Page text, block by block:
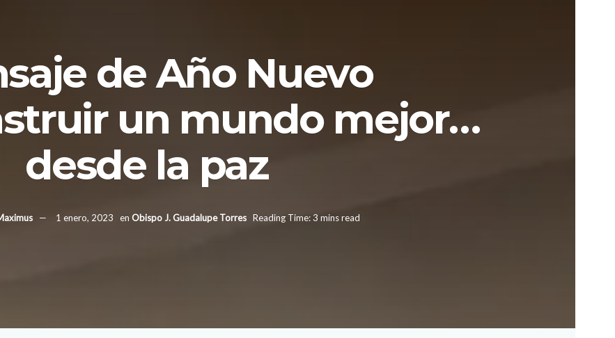
de Año Nuevo
un mundo mejor…
desde la paz
1 enero, 2023 en Obispo J. Guadalupe Torres Reading Time: 3 mins read